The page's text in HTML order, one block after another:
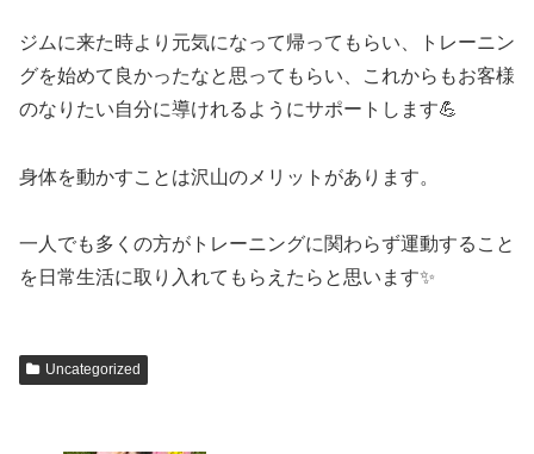
ジムに来た時より元気になって帰ってもらい、トレーニン
グを始めて良かったなと思ってもらい、これからもお客様
のなりたい自分に導けれるようにサポートします💪
身体を動かすことは沢山のメリットがあります。
一人でも多くの方がトレーニングに関わらず運動すること
を日常生活に取り入れてもらえたらと思います✨
Uncategorized